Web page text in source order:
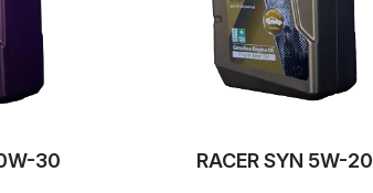
30
RACER SYN 5W-20